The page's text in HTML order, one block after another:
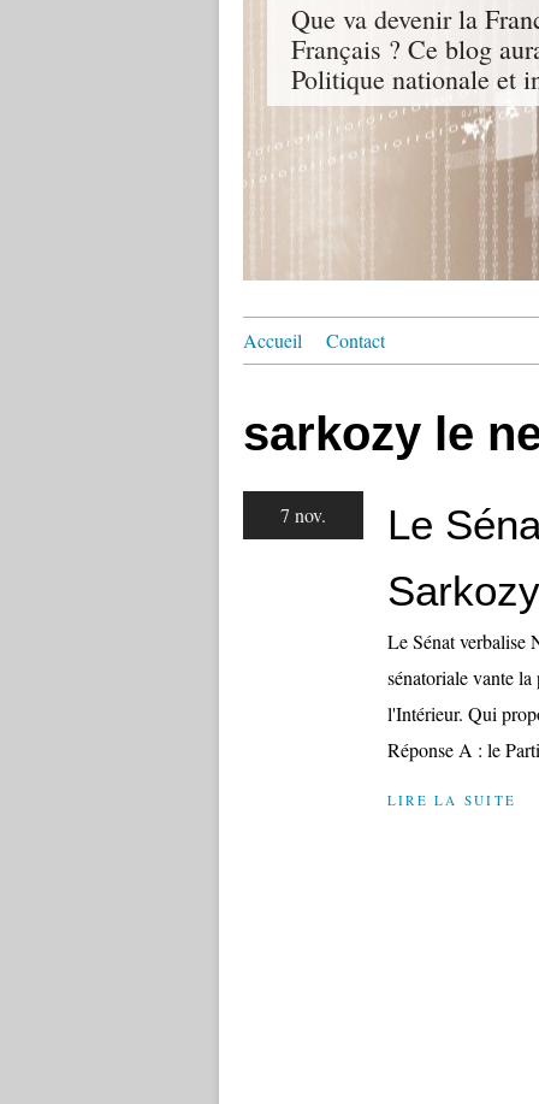
Que va devenir la
Français ? Ce blog
Politique nationale et
Accueil Contact
sarkozy le
7 nov.
Le
Sarkozy
Le Sénat
sénatoriale vante
l'Intérieur. Qui
Réponse A : le
LIRE LA SUITE